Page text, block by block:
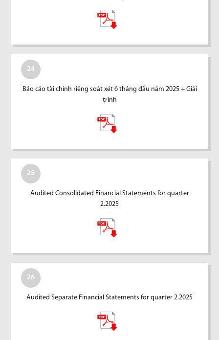
24
Báo cáo tài chính riêng soát xét 6 tháng đầu năm 2025 + Giải
trình
25
Audited Consolidated Financial Statements for quarter
2.2025
26
Audited Separate Financial Statements for quarter 2.2025